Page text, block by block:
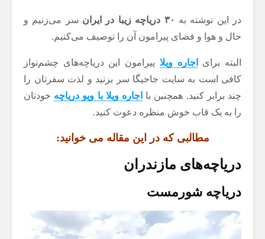
در این نوشته به ۳۰ دریاچه زیبا در ایران
سر می‌زنیم و
حال و هوا و فضای پیرامون آن را توصیف می‌کنیم.
البته برای اجاره ویلا پیرامون این دریاچه‌های چشم‌نواز
کافی است به سایت جاجیگا سر بزنید و لذت سفرتان را
چند برابر کنید. همچنین با اجاره ویلا با ویو دریاچه خودتان
را به یک قاب خوش منظره دعوت کنید.
مطالبی که در این مقاله می خوانید:
دریاچه‌های مازندران
دریاچه شورمست